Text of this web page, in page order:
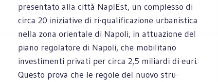
presentato alla città NaplEst, un complesso di
circa 20 iniziative di ri-qualificazione urbanistica
nella zona orientale di Napoli, in attuazione del
piano regolatore di Napoli, che mobilitano
investimenti privati per circa 2,5 miliardi di euri.
Questo prova che le regole del nuovo stru-